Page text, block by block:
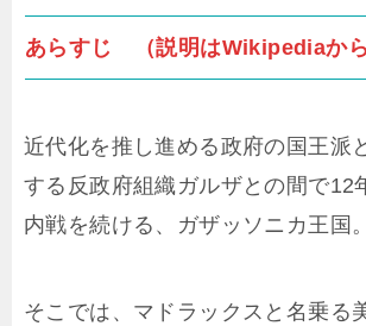
あらすじ （説明はWikipediaから
近代化を推し進める政府の国王派
する反政府組織ガルザとの間で12
内戦を続ける、ガザッソニカ王国。
そこでは、マドラックスと名乗る